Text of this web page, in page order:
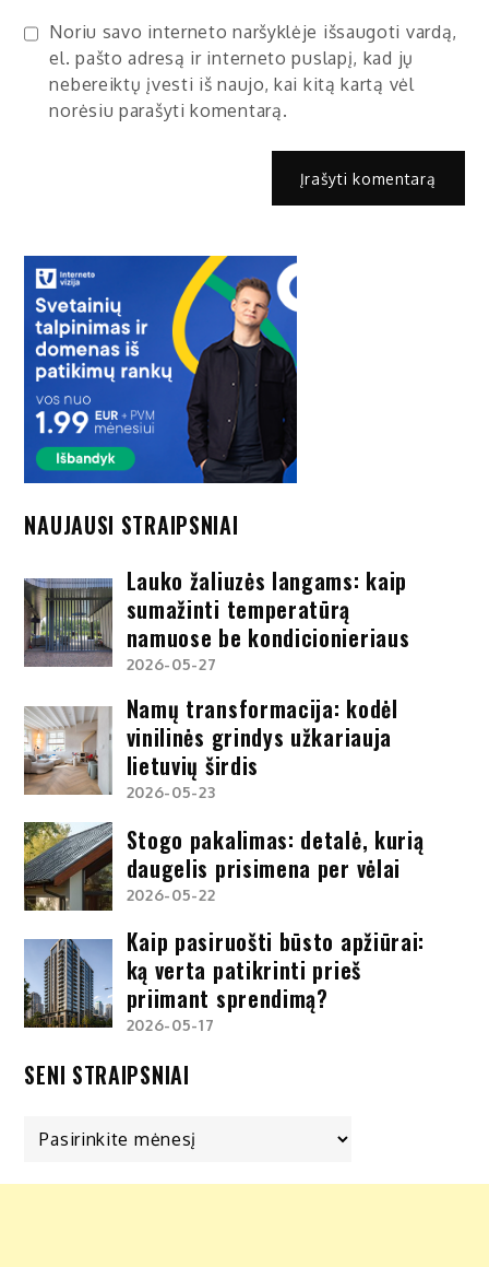
Noriu savo interneto naršyklėje išsaugoti vardą,
el. pašto adresą ir interneto puslapį, kad jų
nebereiktų įvesti iš naujo, kai kitą kartą vėl
norėsiu parašyti komentarą.
NAUJAUSI STRAIPSNIAI
Lauko žaliuzės langams: kaip
sumažinti temperatūrą
namuose be kondicionieriaus
2026-05-27
Namų transformacija: kodėl
vinilinės grindys užkariauja
lietuvių širdis
2026-05-23
Stogo pakalimas: detalė, kurią
daugelis prisimena per vėlai
2026-05-22
Kaip pasiruošti būsto apžiūrai:
ką verta patikrinti prieš
priimant sprendimą?
2026-05-17
SENI STRAIPSNIAI